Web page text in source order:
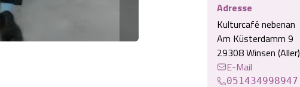
Adresse
Kulturcafé nebenan
Am Küsterdamm 9
29308 Winsen (Aller)
E-Mail
051434998947